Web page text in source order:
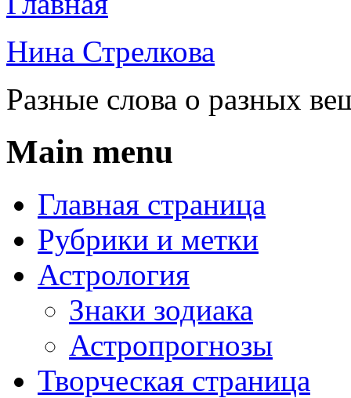
Нина Стрелкова
Разные слова о разных
Main menu
Главная страница
Рубрики и метки
Астрология
Знаки зодиака
Астропрогнозы
Творческая страница